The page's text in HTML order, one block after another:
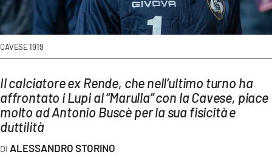
LAC TV
LAC NETWORK
LaC
Network
LACPLAY.IT
CAVESE 1919
Il calciatore ex Rende, che nell’ultimo turno ha
affrontato i Lupi al “Marulla” con la Cavese, piace
molto ad Antonio Buscè per la sua fisicità e
duttilità
ALESSANDRO STORINO